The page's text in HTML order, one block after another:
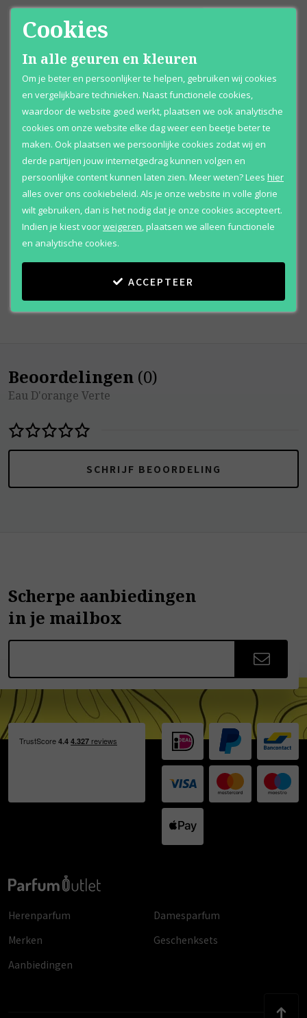
Hermes
Eau D'orange Verte
Eau de cologne
€ 59,95
Beoordelingen (0)
Eau D'orange Verte
SCHRIJF BEOORDELING
Scherpe aanbiedingen
in je mailbox
Herenparfum
Damesparfum
Merken
Geschenksets
Aanbiedingen
Cookies
In alle geuren en kleuren
Om je beter en persoonlijker te helpen, gebruiken wij cookies
en vergelijkbare technieken. Naast functionele cookies,
waardoor de website goed werkt, plaatsen we ook analytische
cookies om onze website elke dag weer een beetje beter te
maken. Ook plaatsen we persoonlijke cookies zodat wij en
derde partijen jouw internetgedrag kunnen volgen en
persoonlijke content kunnen laten zien. Meer weten?Lees hier
alles over ons cookiebeleid. Als je onze website in volle glorie
wilt gebruiken, dan is het nodig dat je onze cookies accepteert.
Indien je kiest voorweigeren plaatsen we alleen functionele
en analytische cookies.
ACCEPTEER